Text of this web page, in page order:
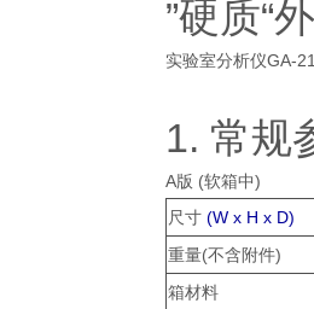
”硬质“
实验室分析仪GA-
1. 常规
A版 (软箱中)
尺寸 (W x H x D)
重量(不含附件)
箱材料